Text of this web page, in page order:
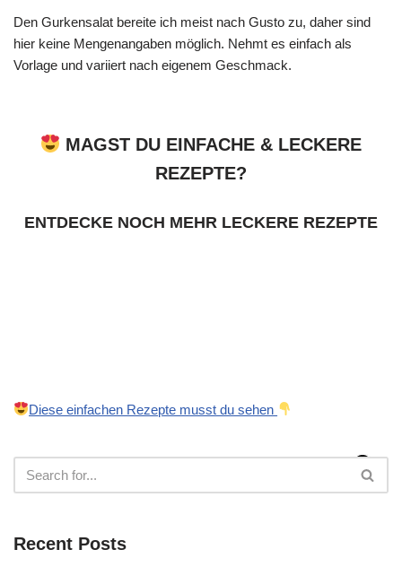
Den Gurkensalat bereite ich meist nach Gusto zu, daher sind
hier keine Mengenangaben möglich. Nehmt es einfach als
Vorlage und variiert nach eigenem Geschmack.
MAGST DU EINFACHE & LECKERE
REZEPTE?
ENTDECKE NOCH MEHR LECKERE REZEPTE
Diese einfachen Rezepte musst du sehen
Recent Posts